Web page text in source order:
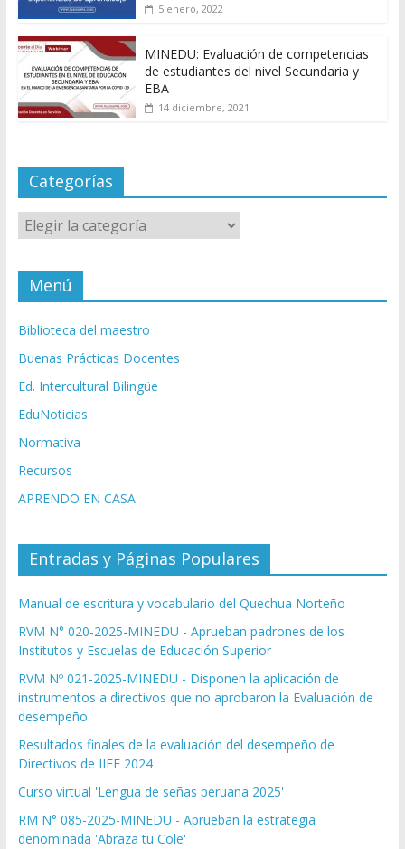
5 enero, 2022
MINEDU: Evaluación de competencias
de estudiantes del nivel Secundaria y
EBA
14 diciembre, 2021
Categorías
Categorías
Menú
Biblioteca del maestro
Buenas Prácticas Docentes
Ed. Intercultural Bilingüe
EduNoticias
Normativa
Recursos
APRENDO EN CASA
Entradas y Páginas Populares
Manual de escritura y vocabulario del Quechua Norteño
RVM N° 020-2025-MINEDU - Aprueban padrones de los
Institutos y Escuelas de Educación Superior
RVM Nº 021-2025-MINEDU - Disponen la aplicación de
instrumentos a directivos que no aprobaron la Evaluación de
desempeño
Resultados finales de la evaluación del desempeño de
Directivos de IIEE 2024
Curso virtual 'Lengua de señas peruana 2025'
RM N° 085-2025-MINEDU - Aprueban la estrategia
denominada 'Abraza tu Cole'